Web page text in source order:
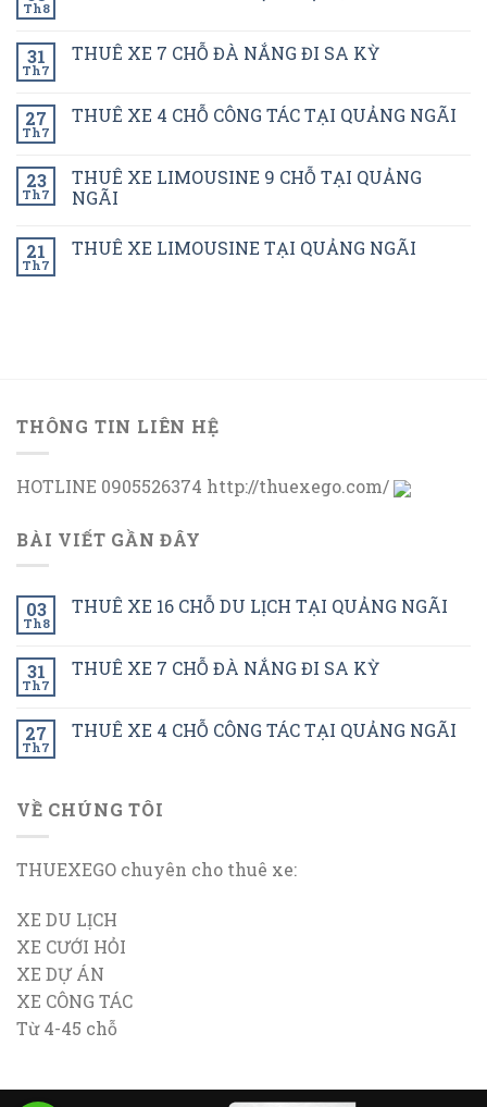
Th8
31
Th7
THUÊ XE 7 CHỖ ĐÀ NẮNG ĐI SA KỲ
27
Th7
THUÊ XE 4 CHỖ CÔNG TÁC TẠI QUẢNG NGÃI
23
Th7
THUÊ XE LIMOUSINE 9 CHỖ TẠI QUẢNG
NGÃI
21
Th7
THUÊ XE LIMOUSINE TẠI QUẢNG NGÃI
THÔNG TIN LIÊN HỆ
HOTLINE 0905526374 http://thuexego.com/
BÀI VIẾT GẦN ĐÂY
03
Th8
THUÊ XE 16 CHỖ DU LỊCH TẠI QUẢNG NGÃI
31
Th7
THUÊ XE 7 CHỖ ĐÀ NẮNG ĐI SA KỲ
27
Th7
THUÊ XE 4 CHỖ CÔNG TÁC TẠI QUẢNG NGÃI
VỀ CHÚNG TÔI
THUEXEGO chuyên cho thuê xe:
XE DU LỊCH
XE CƯỚI HỎI
XE DỰ ÁN
XE CÔNG TÁC
Từ 4-45 chỗ